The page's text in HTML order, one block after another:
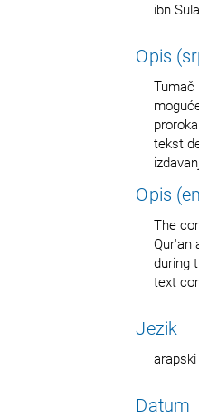
ibn
Opis
Tumač
tekst
Opis
The
Qur'an
during
text
Jezik
arapski
Datum